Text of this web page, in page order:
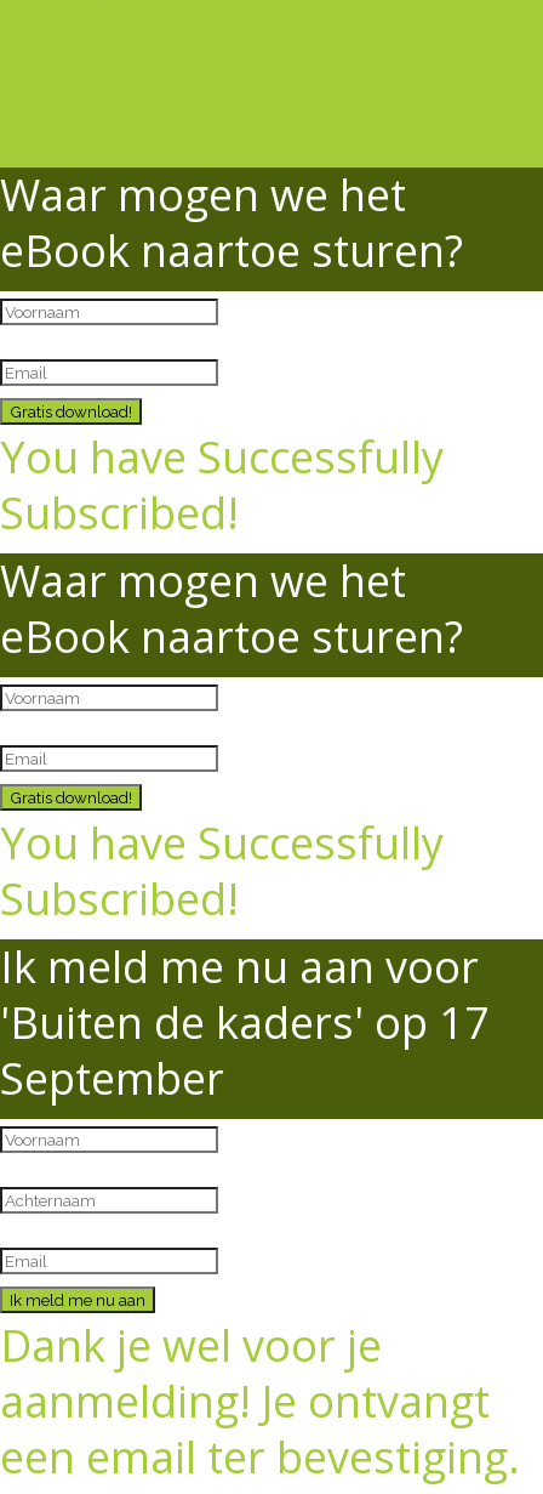
Waar mogen we het
eBook naartoe sturen?
Gratis download!
You have Successfully
Subscribed!
Waar mogen we het
eBook naartoe sturen?
Gratis download!
You have Successfully
Subscribed!
Ik meld me nu aan voor
'Buiten de kaders' op 17
September
Ik meld me nu aan
Dank je wel voor je
aanmelding! Je ontvangt
een email ter bevestiging.